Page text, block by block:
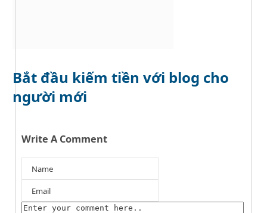
Bắt đầu kiếm tiền với blog cho
người mới
Write A Comment